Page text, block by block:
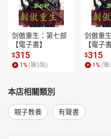
剑傲重生：第七部
【電子書】
$315
1 % (賺3點)
剑傲重
【電子書
$315
1 % (賺
本店相關類別
親子教養 有聲書